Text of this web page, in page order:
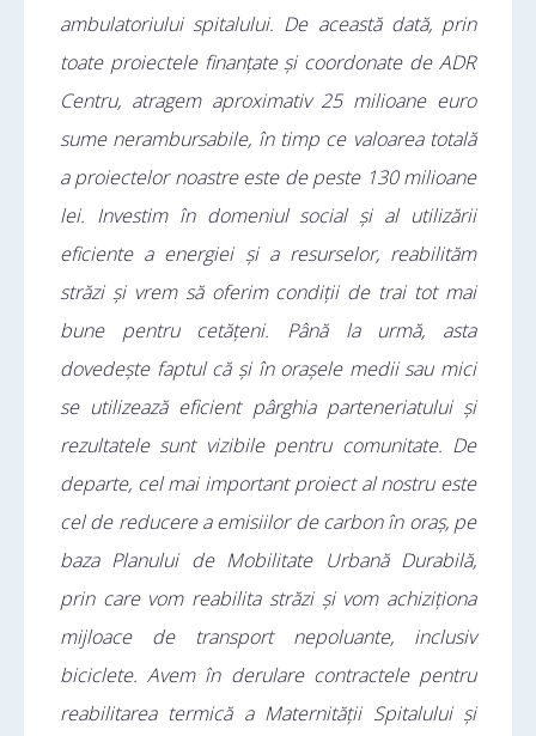
ambulatoriului spitalului. De această dată, prin
toate proiectele finanțate și coordonate de ADR
Centru, atragem aproximativ 25 milioane euro
sume nerambursabile, în timp ce valoarea totală
a proiectelor noastre este de peste 130 milioane
lei. Investim în domeniul social și al utilizării
eficiente a energiei și a resurselor, reabilităm
străzi și vrem să oferim condiții de trai tot mai
bune pentru cetățeni. Până la urmă, asta
dovedește faptul că și în orașele medii sau mici
se utilizează eficient pârghia parteneriatului și
rezultatele sunt vizibile pentru comunitate. De
departe, cel mai important proiect al nostru este
cel de reducere a emisiilor de carbon în oraș, pe
baza Planului de Mobilitate Urbană Durabilă,
prin care vom reabilita străzi și vom achiziționa
mijloace de transport nepoluante, inclusiv
biciclete. Avem în derulare contractele pentru
reabilitarea termică a Maternității Spitalului și